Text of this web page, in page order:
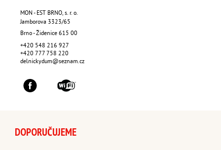
MON - EST BRNO, s. r. o.
Jamborova 3323/65
Brno - Židenice 615 00
+420 548 216 927
+420 777 758 220
delnickydum@seznam.cz
DOPORUČUJEME